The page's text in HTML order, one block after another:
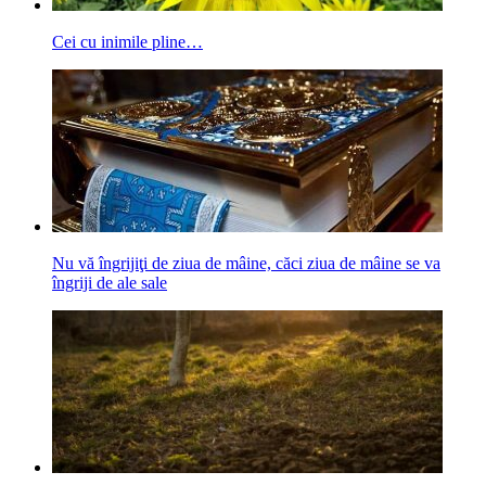
Cei cu inimile pline…
Nu vă îngrijiţi de ziua de mâine, căci ziua de mâine se va
îngriji de ale sale